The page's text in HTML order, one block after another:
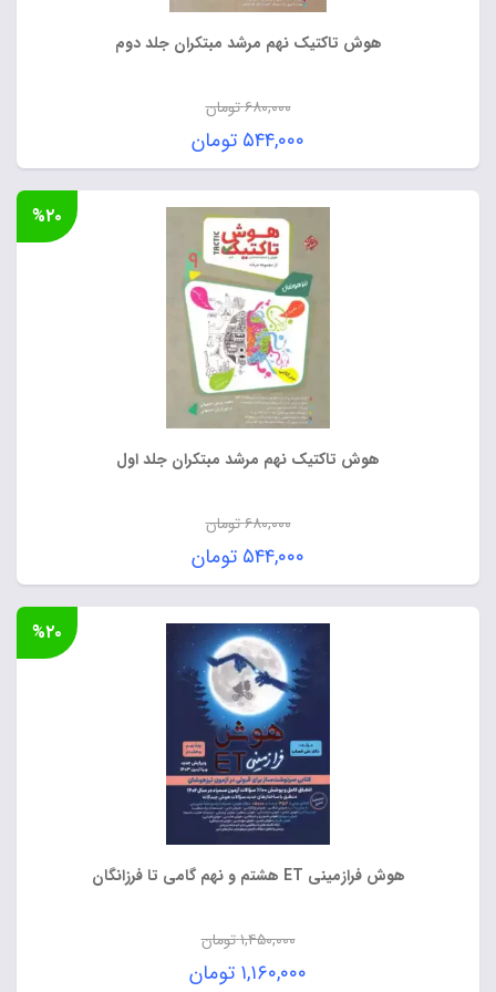
هوش تاکتیک نهم مرشد مبتکران جلد دوم
۶۸۰,۰۰۰تومان
قیمت
اصلی:
۶۸۰,۰۰۰ تومان
بود.
۵۴۴,۰۰۰ تومان
قیمت
فعلی:
۵۴۴,۰۰۰ تومان.
هوش تاکتیک نهم مرشد مبتکران جلد اول
۶۸۰,۰۰۰تومان
قیمت
اصلی:
۶۸۰,۰۰۰ تومان
بود.
۵۴۴,۰۰۰ تومان
قیمت
فعلی:
۵۴۴,۰۰۰ تومان.
%۲۰
هوش فرازمینی ET هشتم و نهم گامی تا فرزانگان
۱,۴۵۰,۰۰۰تومان
قیمت۱,۱۶۰,۰۰۰ تومان
%۲۰